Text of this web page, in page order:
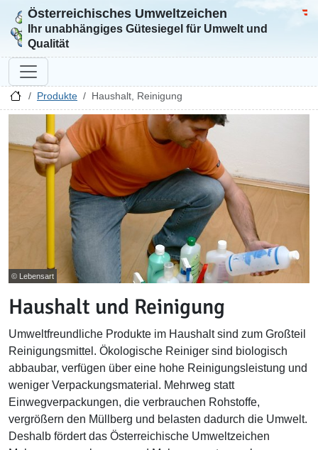
Zur Startseite
Österreichisches Umweltzeichen
Ihr unabhängiges Gütesiegel für Umwelt und
Qualität
Produkte Haushalt, Reinigung
© Lebensart
Haushalt und Reinigung
Umweltfreundliche Produkte im Haushalt sind zum Großteil
Reinigungsmittel. Ökologische Reiniger sind biologisch
abbaubar, verfügen über eine hohe Reinigungsleistung und
weniger Verpackungsmaterial. Mehrweg statt
Einwegverpackungen, die verbrauchen Rohstoffe,
vergrößern den Müllberg und belasten dadurch die Umwelt.
Deshalb fördert das Österreichische Umweltzeichen